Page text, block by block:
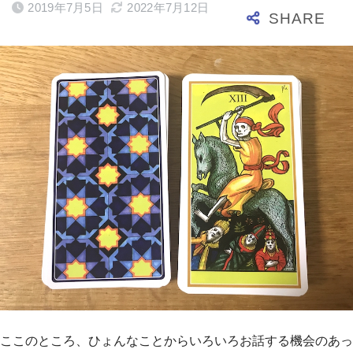
2019年7月5日 2022年7月12日
ここのところ、ひょんなことからいろいろお話する機会のあっ